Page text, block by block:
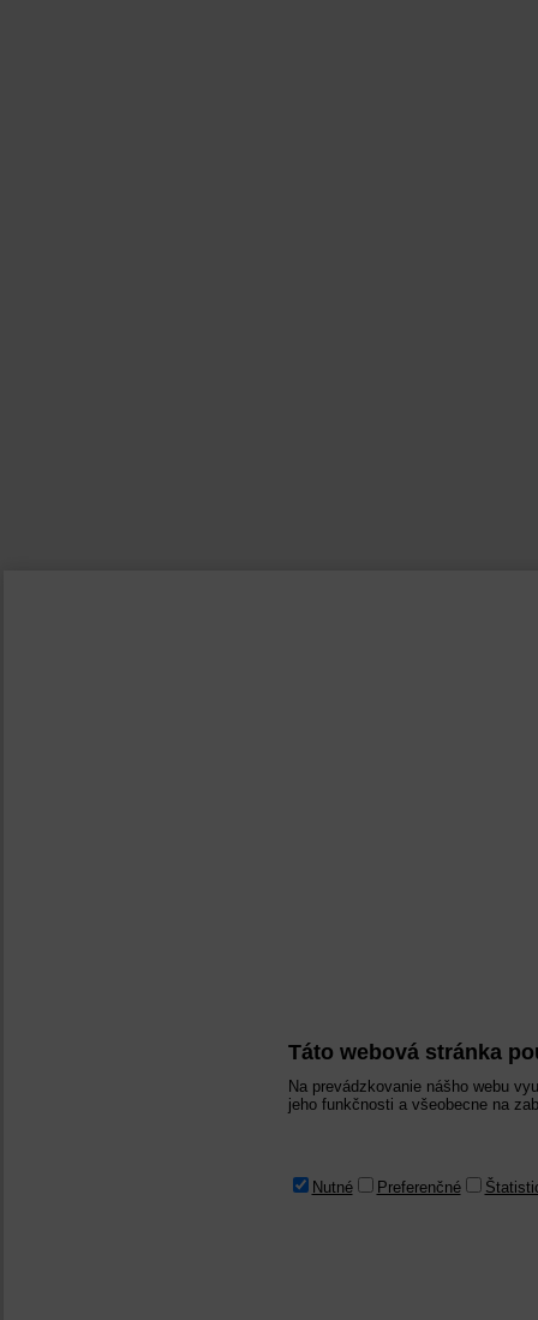
Táto webová stránka
Na prevádzkovanie nášho webu
jeho funkčnosti a všeobecne na
Nutné Preferenčné